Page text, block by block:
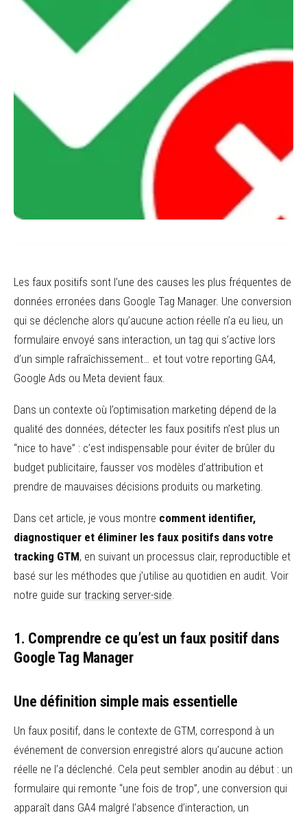
Les faux positifs sont l’une des causes les plus fréquentes de
données erronées dans Google Tag Manager. Une conversion
qui se déclenche alors qu’aucune action réelle n’a eu lieu, un
formulaire envoyé sans interaction, un tag qui s’active lors
d’un simple rafraîchissement… et tout votre reporting GA4,
Google Ads ou Meta devient faux.
Dans un contexte où l’optimisation marketing dépend de la
qualité des données, détecter les faux positifs n’est plus un
“nice to have” : c’est indispensable pour éviter de brûler du
budget publicitaire, fausser vos modèles d’attribution et
prendre de mauvaises décisions produits ou marketing.
Dans cet article, je vous montre comment identifier,
diagnostiquer et éliminer les faux positifs dans votre
tracking GTM, en suivant un processus clair, reproductible et
basé sur les méthodes que j’utilise au quotidien en audit. Voir
notre guide sur tracking server-side.
1. Comprendre ce qu’est un faux positif dans
Google Tag Manager
Une définition simple mais essentielle
Un faux positif, dans le contexte de GTM, correspond à un
événement de conversion enregistré alors qu’aucune action
réelle ne l’a déclenché. Cela peut sembler anodin au début : un
formulaire qui remonte “une fois de trop”, une conversion qui
apparaît dans GA4 malgré l’absence d’interaction, un